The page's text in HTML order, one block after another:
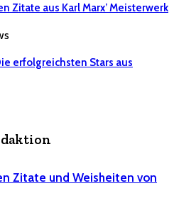
Zitate aus Karl Marx’ Meisterwerk
erfolgreichsten Stars aus
Zitate und Weisheiten von